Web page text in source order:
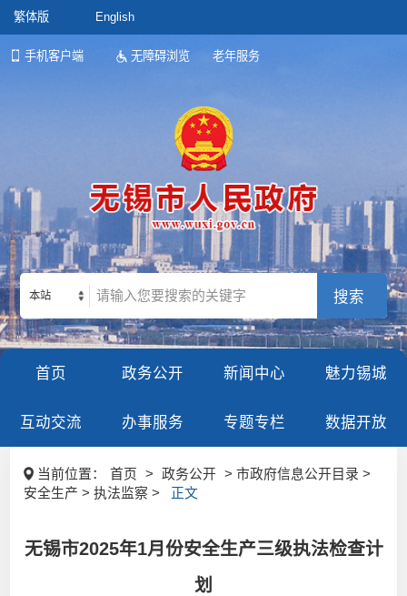
繁体版 English
手机客户端 无障碍浏览 老年服务
本站
首页 政务公开 新闻中心 魅力锡城
互动交流 办事服务 专题专栏 数据开放
当前位置： 首页 > 政务公开
> 市政府信息公开目录 >
安全生产 > 执法监察 >
正文
无锡市2025年1月份安全生产三级执法检查计
划